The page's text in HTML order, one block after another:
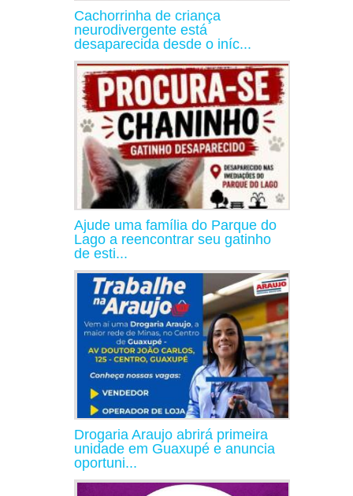
Cachorrinha de criança
neurodivergente está
desaparecida desde o iníc...
Ajude uma família do Parque do
Lago a reencontrar seu gatinho
de esti...
Drogaria Araujo abrirá primeira
unidade em Guaxupé e anuncia
oportuni...